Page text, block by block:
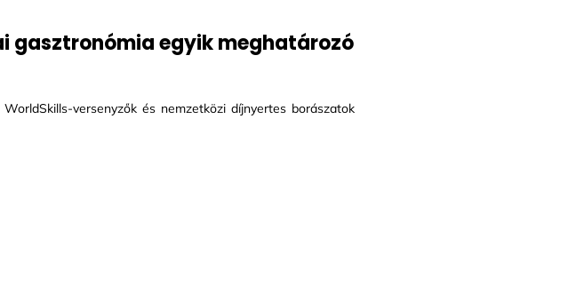
gasztronómia egyik meghatározó
versenyzők és nemzetközi díjnyertes borászatok